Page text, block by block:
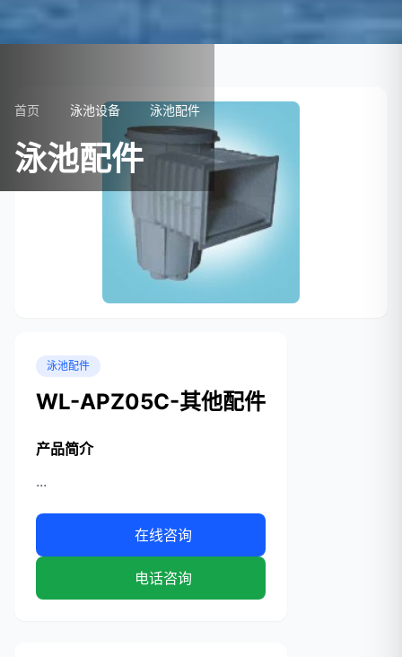
首页 泳池设备 泳池配件
泳池配件
泳池配件
WL-APZ05C-其他配件
产品简介
...
在线咨询
电话咨询